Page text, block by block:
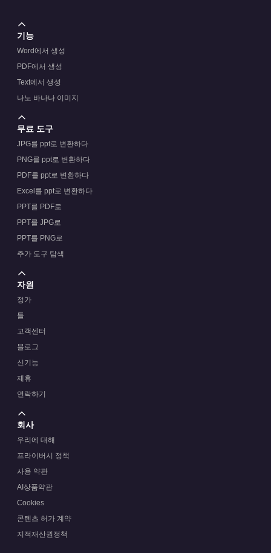
기능
Word에서 생성
PDF에서 생성
Text에서 생성
나노 바나나 이미지
무료 도구
JPG를 ppt로 변환하다
PNG를 ppt로 변환하다
PDF를 ppt로 변환하다
Excel를 ppt로 변환하다
PPT를 PDF로
PPT를 JPG로
PPT를 PNG로
추가 도구 탐색
자원
정가
틀
고객센터
블로그
신기능
제휴
연락하기
회사
우리에 대해
프라이버시 정책
사용 약관
AI상품약관
Cookies
콘텐츠 허가 계약
지적재산권정책